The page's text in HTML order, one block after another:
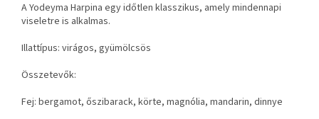
A Yodeyma Harpina egy időtlen klasszikus, amely mindennapi
viseletre is alkalmas.
Illattípus: virágos, gyümölcsös
Összetevők:
Fej: bergamot, őszibarack, körte, magnólia, mandarin, dinnye